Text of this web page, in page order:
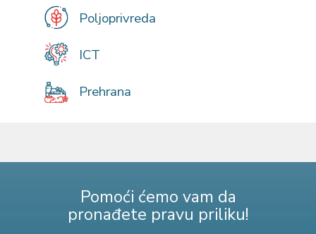
Poljoprivreda
ICT
Prehrana
Pomoći ćemo vam da
pronađete pravu priliku!